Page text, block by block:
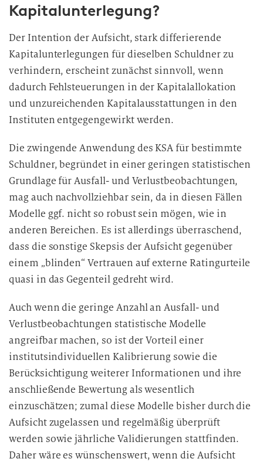
Kapitalunterlegung?
Der Intention der Aufsicht, stark differierende
Kapitalunterlegungen für dieselben Schuldner zu
verhindern, erscheint zunächst sinnvoll, wenn
dadurch Fehlsteuerungen in der Kapitalallokation
und unzureichenden Kapitalausstattungen in den
Instituten entgegengewirkt werden.
Die zwingende Anwendung des KSA für bestimmte
Schuldner, begründet in einer geringen statistischen
Grundlage für Ausfall- und Verlustbeobachtungen,
mag auch nachvollziehbar sein, da in diesen Fällen
Modelle ggf. nicht so robust sein mögen, wie in
anderen Bereichen. Es ist allerdings überraschend,
dass die sonstige Skepsis der Aufsicht gegenüber
einem „blinden“ Vertrauen auf externe Ratingurteile
quasi in das Gegenteil gedreht wird.
Auch wenn die geringe Anzahl an Ausfall- und
Verlustbeobachtungen statistische Modelle
angreifbar machen, so ist der Vorteil einer
institutsindividuellen Kalibrierung sowie die
Berücksichtigung weiterer Informationen und ihre
anschließende Bewertung als wesentlich
einzuschätzen; zumal diese Modelle bisher durch die
Aufsicht zugelassen und regelmäßig überprüft
werden sowie jährliche Validierungen stattfinden.
Daher wäre es wünschenswert, wenn die Aufsicht